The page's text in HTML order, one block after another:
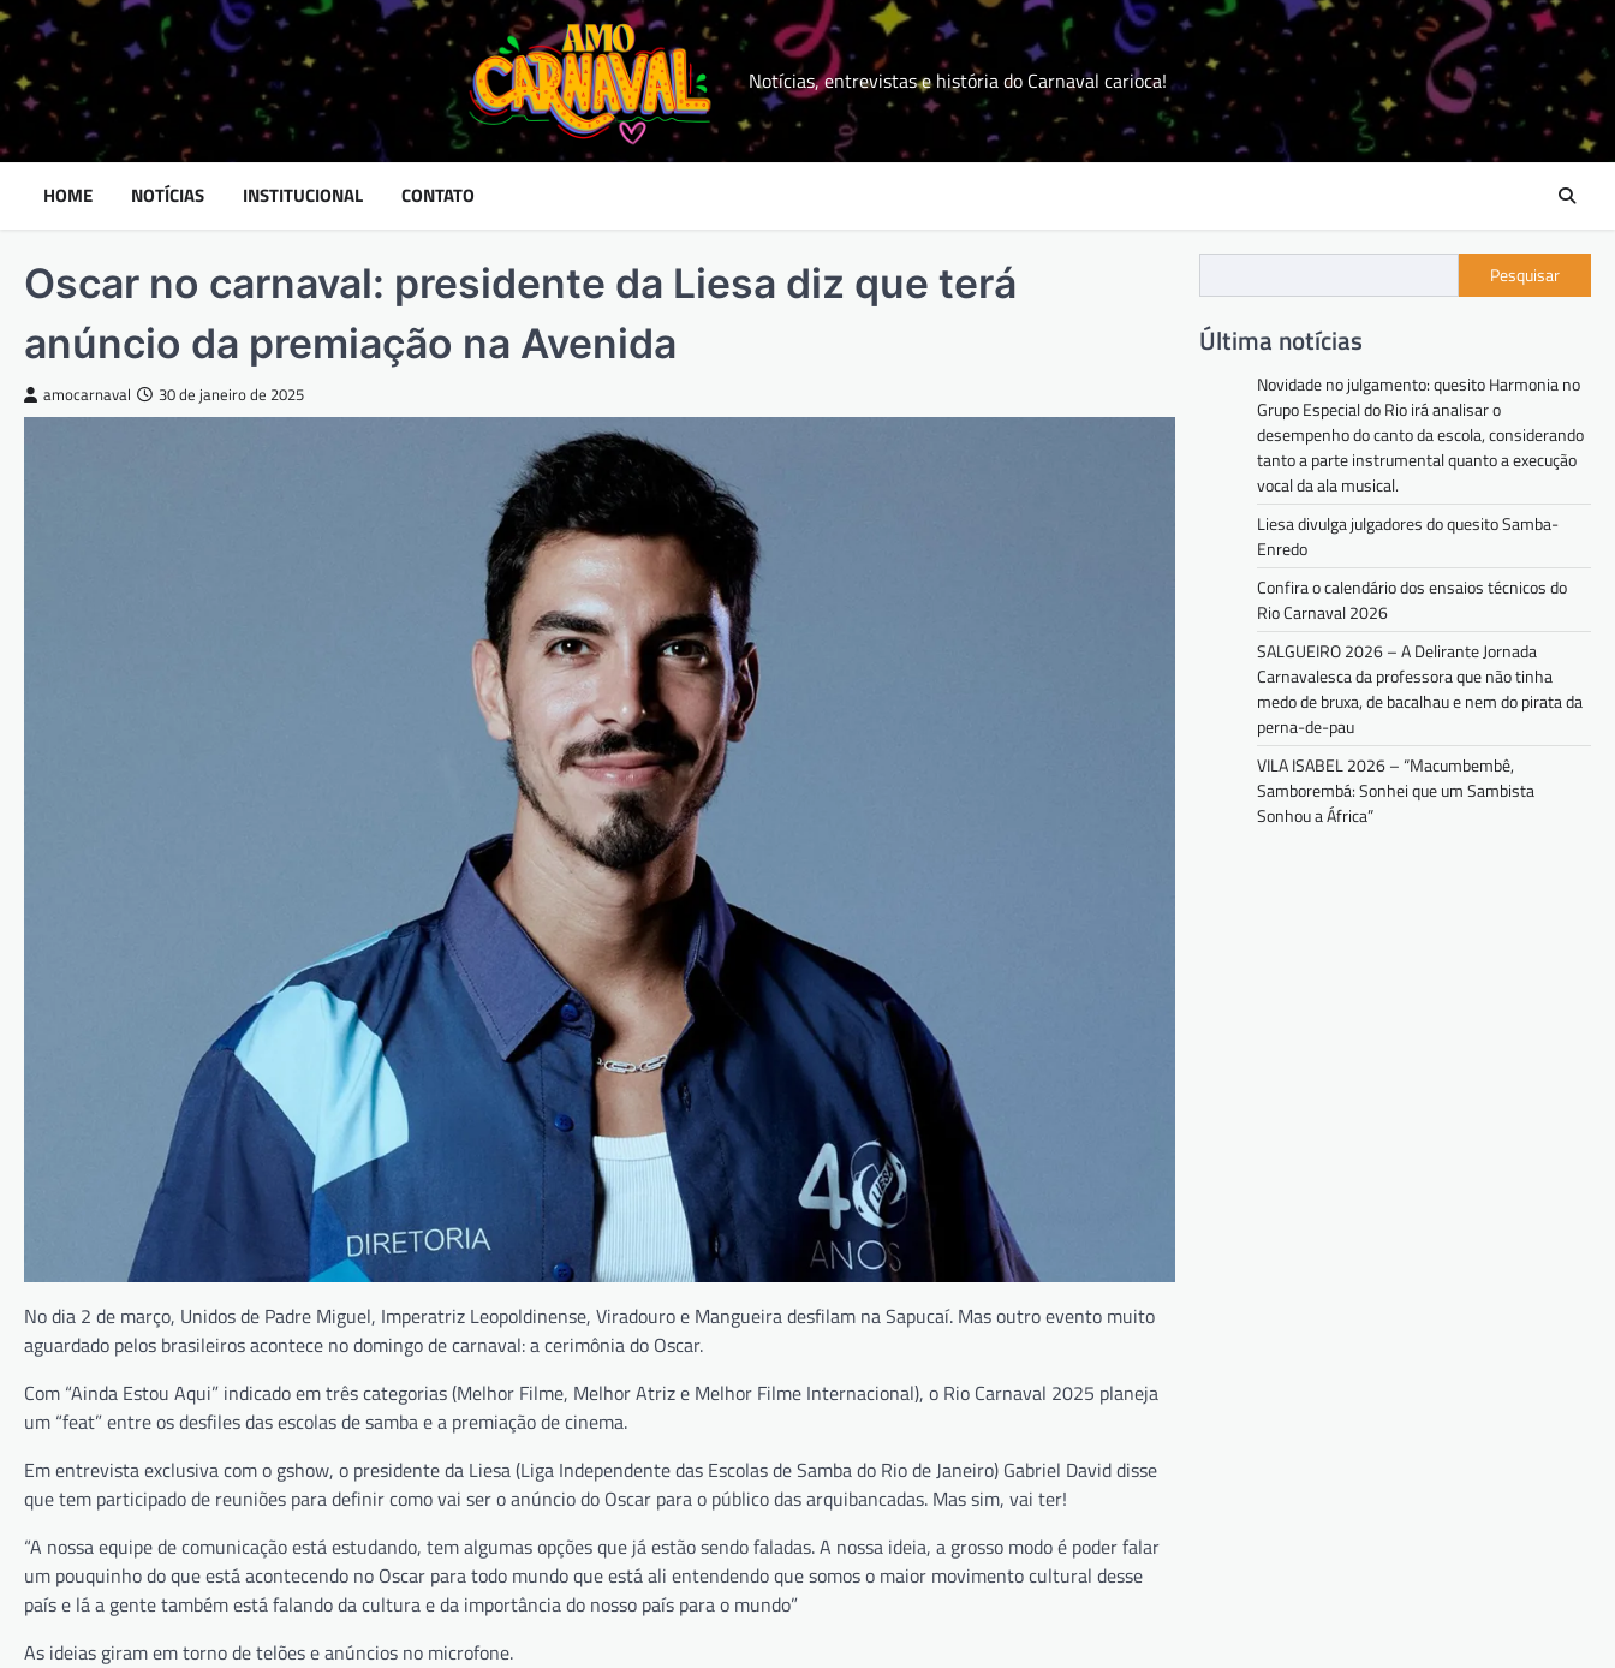
Skip
to
content
Notícias, entrevistas e história do Carnaval carioca!
HOME NOTÍCIAS INSTITUCIONAL CONTATO
Oscar no carnaval: presidente da Liesa diz que terá
anúncio da premiação na Avenida
amocarnaval 30 de janeiro de 2025
No dia 2 de março, Unidos de Padre Miguel, Imperatriz Leopoldinense, Viradouro e Mangueira desfilam na Sapucaí. Mas outro evento muito
aguardado pelos brasileiros acontece no domingo de carnaval: a cerimônia do Oscar.
Com “Ainda Estou Aqui” indicado em três categorias (Melhor Filme, Melhor Atriz e Melhor Filme Internacional), o Rio Carnaval 2025 planeja
um “feat” entre os desfiles das escolas de samba e a premiação de cinema.
Em entrevista exclusiva com o gshow, o presidente da Liesa (Liga Independente das Escolas de Samba do Rio de Janeiro) Gabriel David disse
que tem participado de reuniões para definir como vai ser o anúncio do Oscar para o público das arquibancadas. Mas sim, vai ter!
“A nossa equipe de comunicação está estudando, tem algumas opções que já estão sendo faladas. A nossa ideia, a grosso modo é poder falar
um pouquinho do que está acontecendo no Oscar para todo mundo que está ali entendendo que somos o maior movimento cultural desse
país e lá a gente também está falando da cultura e da importância do nosso país para o mundo”
As ideias giram em torno de telões e anúncios no microfone.
Pesquisar
Última notícias
Novidade no julgamento: quesito Harmonia no
Grupo Especial do Rio irá analisar o
desempenho do canto da escola, considerando
tanto a parte instrumental quanto a execução
vocal da ala musical.
Liesa divulga julgadores do quesito Samba-
Enredo
Confira o calendário dos ensaios técnicos do
Rio Carnaval 2026
SALGUEIRO 2026 – A Delirante Jornada
Carnavalesca da professora que não tinha
medo de bruxa, de bacalhau e nem do pirata da
perna-de-pau
VILA ISABEL 2026 – “Macumbembê,
Samborembá: Sonhei que um Sambista
Sonhou a África”